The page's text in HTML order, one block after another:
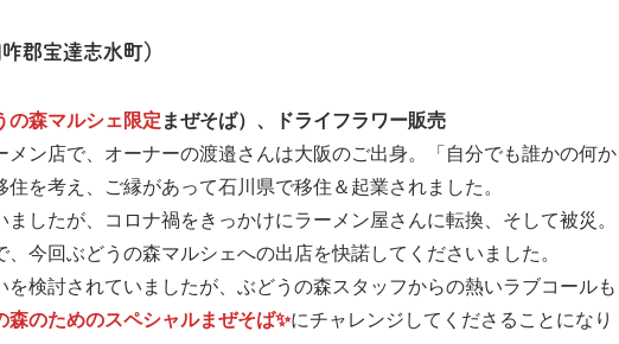
郡宝達志水町）
の森マルシェ限定 まぜそば）、ドライフラワー販売
メン店で、オーナーの渡邉さんは大阪のご出身。「自分でも誰かの何か
を考え、ご縁があって石川県で移住＆起業されました。
したが、コロナ禍をきっかけにラーメン屋さんに転換、そして被災。
今回ぶどうの森マルシェへの出店を快諾してくださいました。
を検討されていましたが、ぶどうの森スタッフからの熱いラブコールも
森のためのスペシャルまぜそば✨にチャレンジしてくださることになり